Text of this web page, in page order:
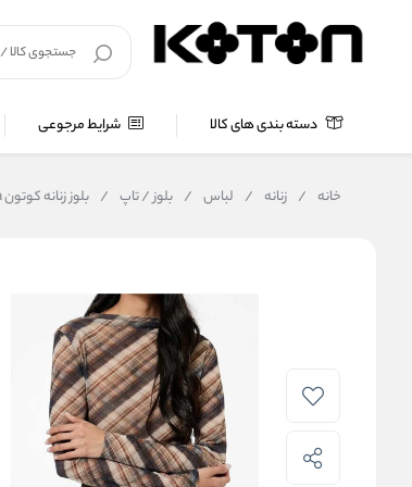
دسته بندی های کالا شرایط مرجوعی
خانه / زنانه / لباس / بلوز / تاپ / بلوز زنانه کوتون Koton کد 6WAK80063PK